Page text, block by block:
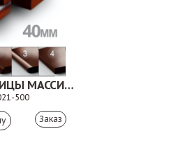
СТОЛЕШНИЦЫ МАССИВ БУКА
500
Заказ